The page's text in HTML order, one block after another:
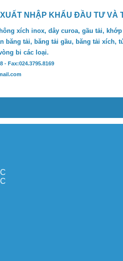
NHẬP KHẨU ĐẦU TƯ VÀ
xích inox, dây curoa, gầu tải, khớp
băng tải, băng tải gầu, băng tải xích,
bi các loại.
- Fax:024.3795.8169